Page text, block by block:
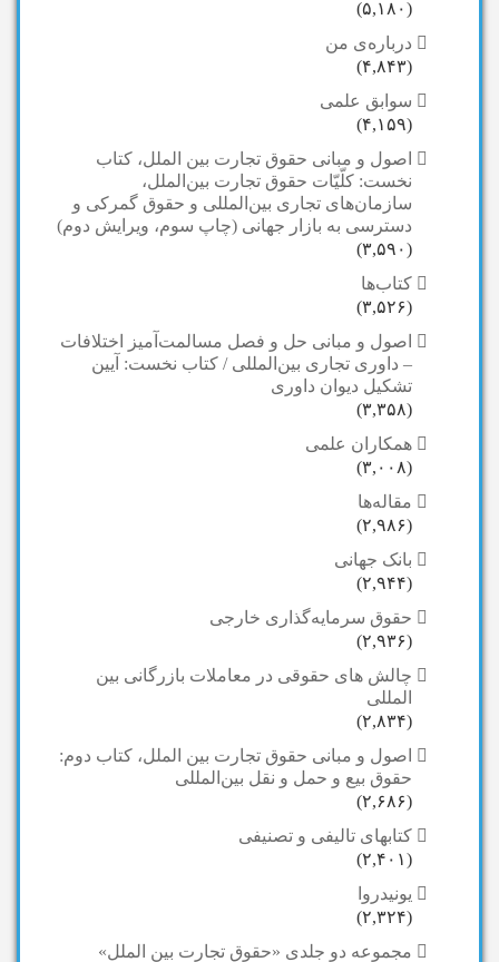
درباره‌ی من
سوابق علمی
اصول و مبانی حقوق تجارت بین الملل، کتاب
نخست: کلّیّات حقوق تجارت بین‌الملل،
سازمان‌های تجاری بین‌المللی و حقوق گمرکی و
دسترسی به بازار جهانی (چاپ سوم، ویرایش دوم)
کتاب‌ها
اصول و مبانی حل و فصل مسالمت‌آمیز اختلافات
– داوری تجاری بین‌المللی / کتاب نخست: آیین
تشکیل دیوان داوری
همکاران علمی
مقاله‌ها
بانک جهانی
حقوق سرمایه‌گذاری خارجی
چالش های حقوقی در معاملات بازرگانی بین
المللی
اصول و مبانی حقوق تجارت بین الملل، کتاب دوم:
حقوق بیع و حمل و نقل بین‌المللی
کتابهای تالیفی و تصنیفی
یونیدروا
مجموعه دو جلدی «حقوق تجارت بین الملل»